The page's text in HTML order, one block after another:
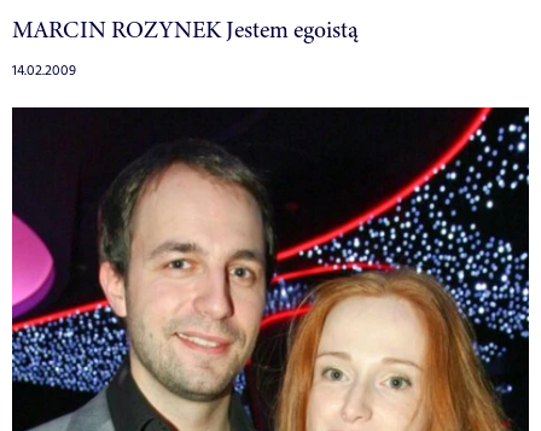
MARCIN ROZYNEK Jestem egoistą
14.02.2009